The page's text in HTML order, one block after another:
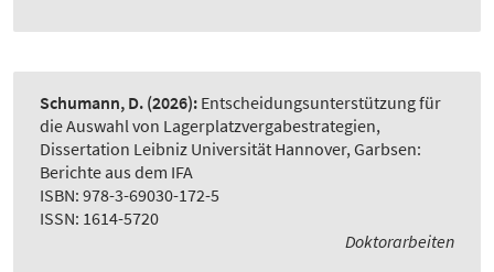
Schumann, D. (2026): Entscheidungsunterstützung für
die Auswahl von Lagerplatzvergabestrategien,
Dissertation Leibniz Universität Hannover, Garbsen:
Berichte aus dem IFA
ISBN: 978-3-69030-172-5
ISSN: 1614-5720
Doktorarbeiten